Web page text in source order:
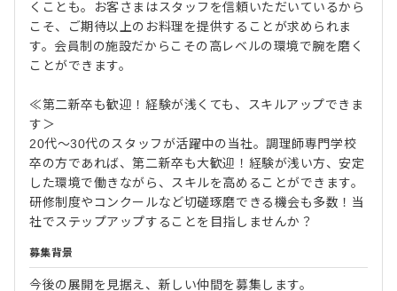
くことも。お客さまはスタッフを信頼いただいているから
こそ、ご期待以上のお料理を提供することが求められま
す。会員制の施設だからこその高レベルの環境で腕を磨く
ことができます。
≪第二新卒も歓迎！経験が浅くても、スキルアップできま
す＞
20代～30代のスタッフが活躍中の当社。調理師専門学校
卒の方であれば、第二新卒も大歓迎！経験が浅い方、安定
した環境で働きながら、スキルを高めることができます。
研修制度やコンクールなど切磋琢磨できる機会も多数！当
社でステップアップすることを目指しませんか？
募集背景
今後の展開を見据え、新しい仲間を募集します。